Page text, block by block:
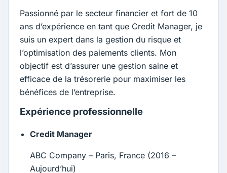
Passionné par le secteur financier et fort de 10
ans d’expérience en tant que Credit Manager, je
suis un expert dans la gestion du risque et
l’optimisation des paiements clients. Mon
objectif est d’assurer une gestion saine et
efficace de la trésorerie pour maximiser les
bénéfices de l’entreprise.
Expérience professionnelle
Credit Manager
ABC Company – Paris, France (2016 –
Aujourd’hui)